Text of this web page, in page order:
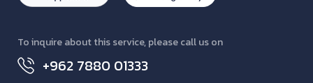
To inquire about this service, please call us on
+962 7880 01333